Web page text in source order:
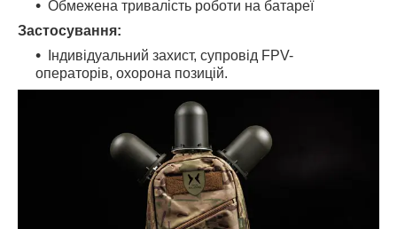
Обмежена тривалість роботи на батареї
Застосування:
Індивідуальний захист, супровід FPV-
операторів, охорона позицій.